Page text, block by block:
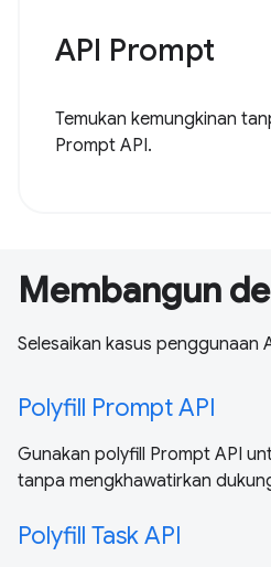
API Prompt
Temukan kemungkinan
Prompt API.
Membangun
Selesaikan kasus penggunaan
Polyfill Prompt API
Gunakan polyfill Prompt API
tanpa mengkhawatirkan
Polyfill Task API